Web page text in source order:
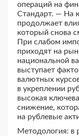
операций на
Стандарт. — На
продолжает
который снова
При слабом
приходят на
национальной
выступает
валютных
в укреплении
высокая
снижение,
на рублевые
Методология: в